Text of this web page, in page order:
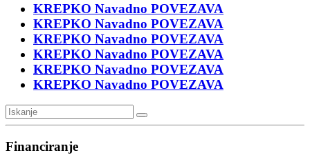
KREPKO Navadno POVEZAVA
KREPKO Navadno POVEZAVA
KREPKO Navadno POVEZAVA
KREPKO Navadno POVEZAVA
KREPKO Navadno POVEZAVA
KREPKO Navadno POVEZAVA
Financiranje